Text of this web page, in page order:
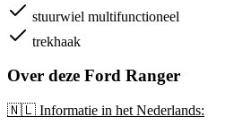
stuurwiel multifunctioneel
trekhaak
Over deze Ford Ranger
🇳🇱 Informatie in het Nederlands: